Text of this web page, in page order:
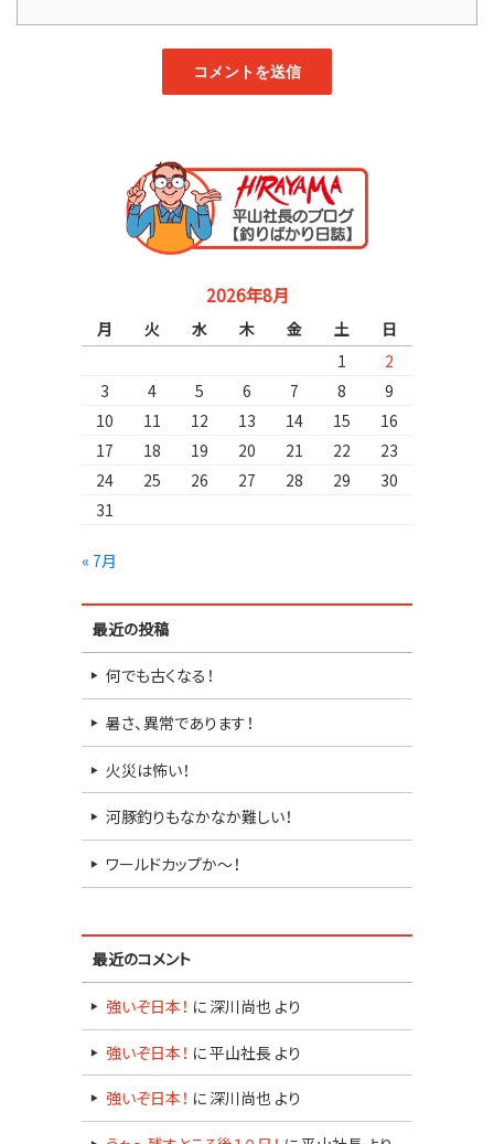
2026年8月
月 火 水 木 金 土
日
1
2
3
4 5 6 7 8
9
10
11 12 13 14 15
16
17
18 19 20 21 22
23
24
25 26 27 28 29
30
31
« 7月
最近の投稿
何でも古くなる！
暑さ、異常であります！
火災は怖い！
河豚釣りもなかなか難しい！
ワールドカップか～！
最近のコメント
強いぞ日本！ に 深川尚也 より
強いぞ日本！ に平山社長 より
強いぞ日本！ に 深川尚也 より